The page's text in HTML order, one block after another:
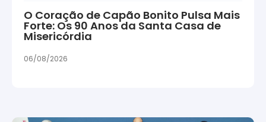
O Coração de Capão Bonito Pulsa Mais
Forte: Os 90 Anos da Santa Casa de
Misericórdia
06/08/2026